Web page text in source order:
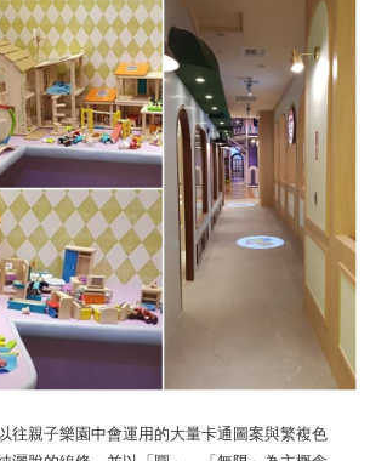
往親子樂園中會運用的大量卡通圖案與繁複色